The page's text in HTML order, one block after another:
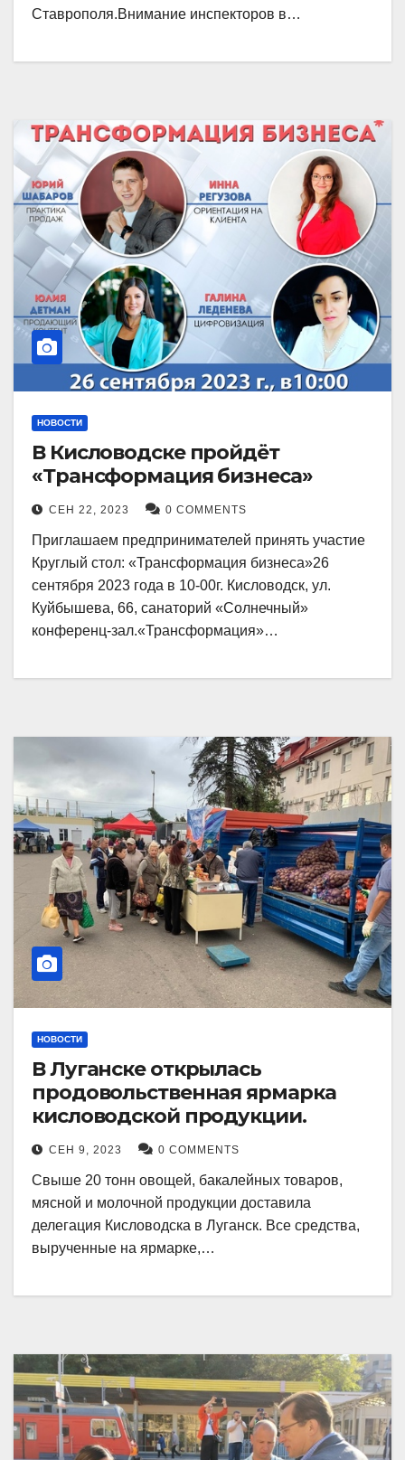
Ставрополя.Внимание инспекторов в…
НОВОСТИ
В Кисловодске пройдёт
«Трансформация бизнеса»
СЕН 22, 2023 0 COMMENTS
Приглашаем предпринимателей принять участие
Круглый стол: «Трансформация бизнеса»26
сентября 2023 года в 10-00г. Кисловодск, ул.
Куйбышева, 66, санаторий «Солнечный»
конференц-зал.«Трансформация»…
НОВОСТИ
В Луганске открылась
продовольственная ярмарка
кисловодской продукции.
СЕН 9, 2023 0 COMMENTS
Свыше 20 тонн овощей, бакалейных товаров,
мясной и молочной продукции доставила
делегация Кисловодска в Луганск. Все средства,
вырученные на ярмарке,…